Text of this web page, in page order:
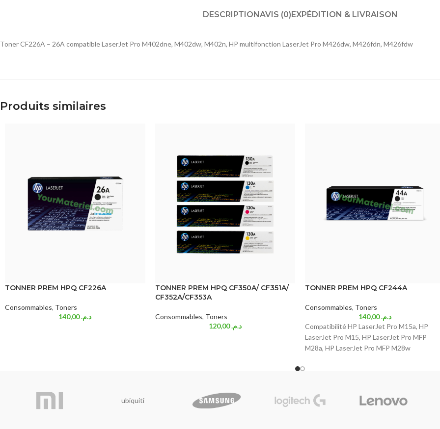
DESCRIPTIONAVIS (0)EXPÉDITION & LIVRAISON
Toner CF226A – 26A compatible LaserJet Pro M402dne, M402dw, M402n, HP multifonction LaserJet Pro M426dw, M426fdn, M426fdw
Produits similaires
TONNER PREM HPQ CF226A
Consommables, Toners
د.م.140,00
TONNER PREM HPQ CF350A/ CF351A/
CF352A/CF353A
Consommables, Toners
د.م.120,00
TONNER PREM HPQ CF244A
Consommables, Toners
د.م.140,00
Compatibilité HP LaserJet Pro M15a, HP
LaserJet Pro M15, HP LaserJet Pro MFP
M28a, HP LaserJet Pro MFP M28w
ubiquiti